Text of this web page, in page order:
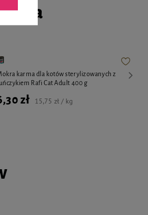
karma dla kotów sterylizowanych z
Rafi Cat Adult 400 g
zł 15,75 zł / kg